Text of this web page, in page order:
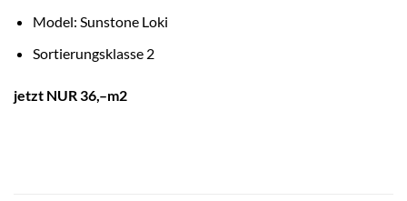
Model: Sunstone Loki
Sortierungsklasse 2
jetzt NUR 36,–m2